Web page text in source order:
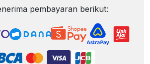
pembayaran berikut: